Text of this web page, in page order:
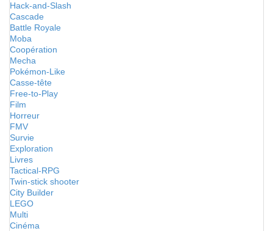
Hack-and-Slash
Cascade
Battle Royale
Moba
Coopération
Mecha
Pokémon-Like
Casse-tête
Free-to-Play
Film
Horreur
FMV
Survie
Exploration
Livres
Tactical-RPG
Twin-stick shooter
City Builder
LEGO
Multi
Cinéma